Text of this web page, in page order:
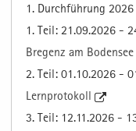
1. Durchführung
1. Teil: 21.09.2026 -
Bregenz am Bodensee
2. Teil: 01.10.2026 -
Lernprotokoll
3. Teil: 12.11.2026 -